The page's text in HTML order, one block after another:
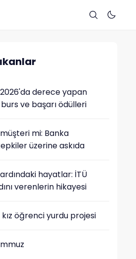
2026'da derece yapan
ve başarı ödülleri
mi: Banka
üzerine askıda
hayatlar: İTÜ
verenlerin hikayesi
öğrenci yurdu projesi